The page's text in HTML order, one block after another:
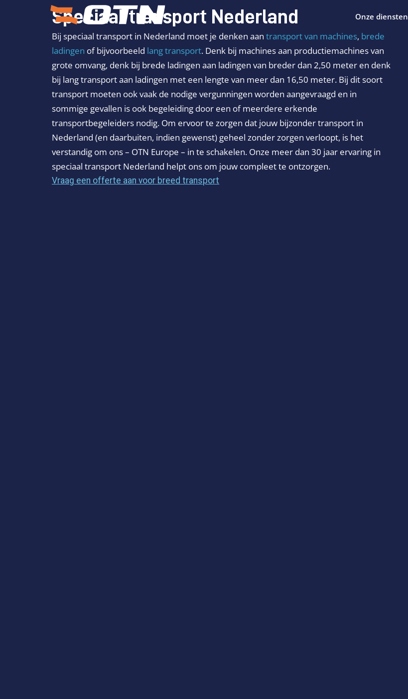
Onze diensten
Speciaal transport Nederland
Bij speciaal transport in Nederland moet je denken aantransport van machines, brede
ladingen of bijvoorbeeld lang transport. Denk bij machines aan productiemachines van
grote omvang, denk bij brede ladingen aan ladingen van breder dan 2,50 meter en denk
bij lang transport aan ladingen met een lengte van meer dan 16,50 meter. Bij dit soort
transport moeten ook vaak de nodige vergunningen worden aangevraagd en in
sommige gevallen is ook begeleiding door een of meerdere erkende
transportbegeleiders nodig. Om ervoor te zorgen dat jouw bijzonder transport in
Nederland (en daarbuiten, indien gewenst) geheel zonder zorgen verloopt, is het
verstandig om ons – OTN Europe – in te schakelen. Onze meer dan 30 jaar ervaring in
speciaal transport Nederland helpt ons om jouw compleet te ontzorgen.
Vraag een offerte aan voor breed transport